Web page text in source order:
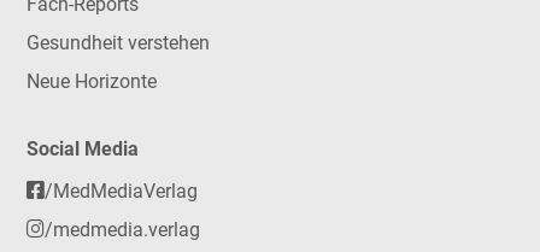
Fach-Reports
Gesundheit verstehen
Neue Horizonte
Social Media
/MedMediaVerlag
/medmedia.verlag